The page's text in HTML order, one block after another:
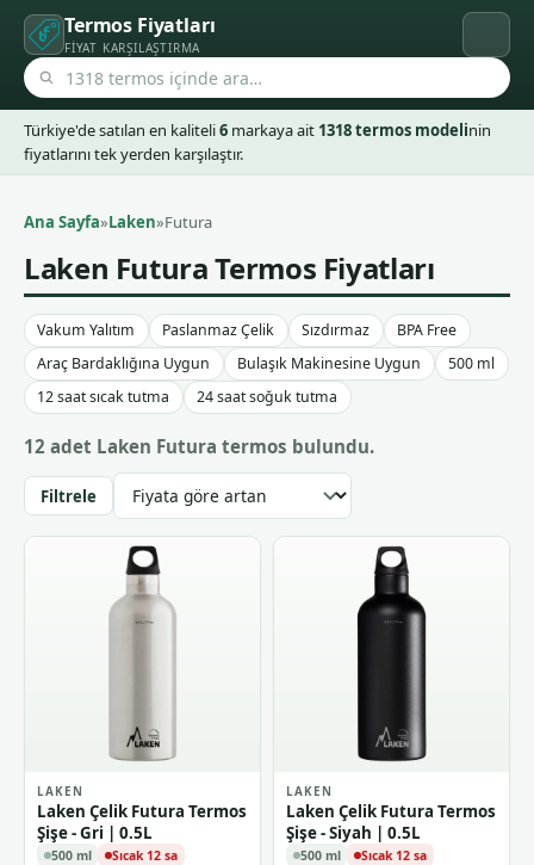
Termos Fiyatları
FIYAT KARŞILAŞTIRMA
Türkiye'de satılan en kaliteli6 markaya ait 1318 termos modelinin
fiyatlarını tek yerden karşılaştır.
Ana Sayfa»Laken»Futura
Laken FuturaTermos Fiyatları
Vakum Yalıtım Paslanmaz Çelik Sızdırmaz
BPA Free
Araç Bardaklığına Uygun
Bulaşık Makinesine Uygun
500 ml
12 saat sıcak tutma
24 saat soğuk tutma
12 adet Laken Futura termos bulundu.
Filtrele
LAKEN
Laken Çelik Futura Termos
Şişe - Gri | 0.5L
500 ml
Sıcak 12 sa
LAKEN
Laken Çelik Futura Termos
Şişe - Siyah | 0.5L
500 ml
Sıcak 12 sa